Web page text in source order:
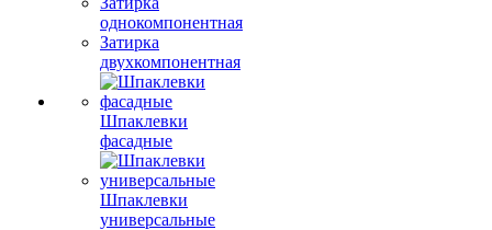
однокомпонентная
Затирка
двухкомпонентная
Шпаклевки
фасадные
Шпаклевки
универсальные